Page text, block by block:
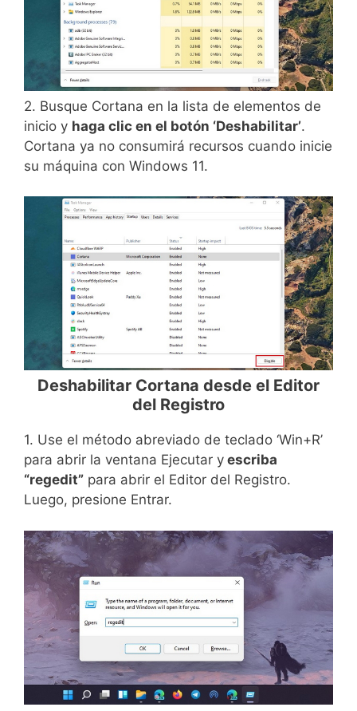
2. Busque Cortana en la lista de elementos de
inicio y haga clic en el botón ‘Deshabilitar’.
Cortana ya no consumirá recursos cuando inicie
su máquina con Windows 11.
Deshabilitar Cortana desde el Editor
del Registro
1. Use el método abreviado de teclado ‘Win+R’
para abrir la ventana Ejecutar y escriba
“regedit” para abrir el Editor del Registro.
Luego, presione Entrar.